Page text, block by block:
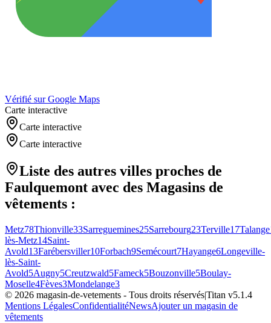
Vérifié sur Google Maps
Carte interactive
Carte interactive
Carte interactive
Liste des autres villes proches de
Faulquemont avec des Magasins de
vêtements :
Metz78Thionville33Sarreguemines25Sarrebourg23Terville17Talange
lès-Metz14Saint-
Avold13Farébersviller10Forbach9Semécourt7Hayange6Longeville-
lès-Saint-
Avold5Augny5Creutzwald5Fameck5Bouzonville5Boulay-
Moselle4Fèves3Mondelange3
© 2026 magasin-de-vetements - Tous droits réservés|Titan v5.1.4
Mentions LégalesConfidentialitéNewsAjouter un magasin de
vêtements